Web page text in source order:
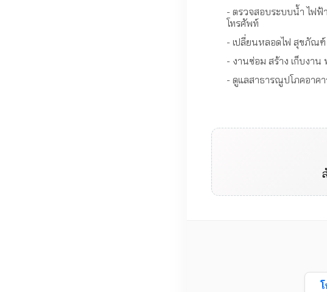
- ตรวจสอบระบบน้ำ ไฟฟ้
โทรศัพท์
- เปลี่ยนหลอดไฟ สุขภัณ
- งานซ่อม สร้าง เก็บงาน
- ดูแลสาธารณูปโภคอาค